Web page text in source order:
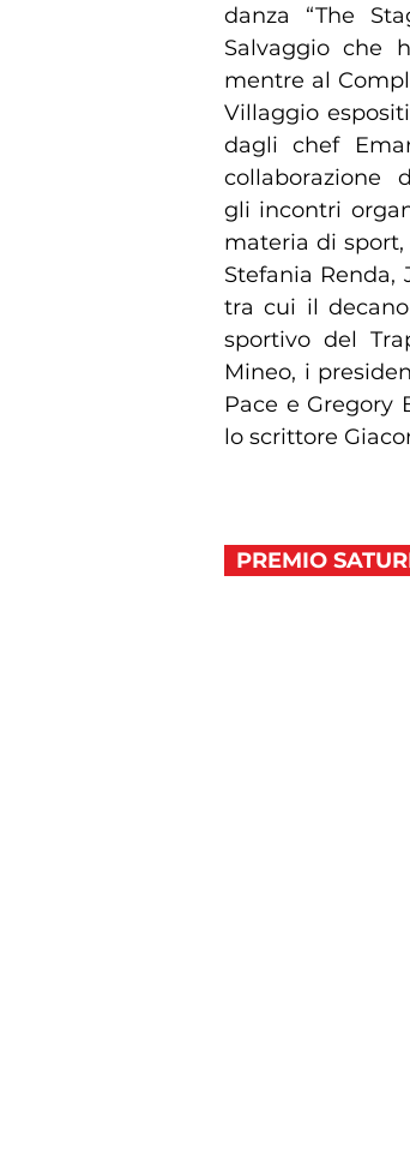
danza “The
Salvaggio che
mentre al
Villaggio
dagli chef
collaborazione
gli incontri
materia di
Stefania Renda,
tra cui il
sportivo del
Mineo, i
Pace e Gregory
lo scrittore
PREMIO